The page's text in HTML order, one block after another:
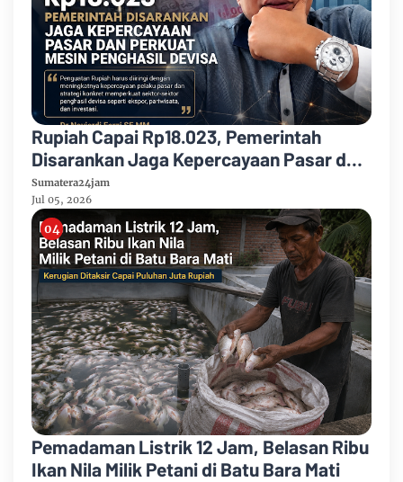
Rupiah Capai Rp18.023, Pemerintah
Disarankan Jaga Kepercayaan Pasar dan
Perkuat Mesin Penghasil Devisa
Sumatera24jam
Jul 05, 2026
Pemadaman Listrik 12 Jam, Belasan Ribu
Ikan Nila Milik Petani di Batu Bara Mati